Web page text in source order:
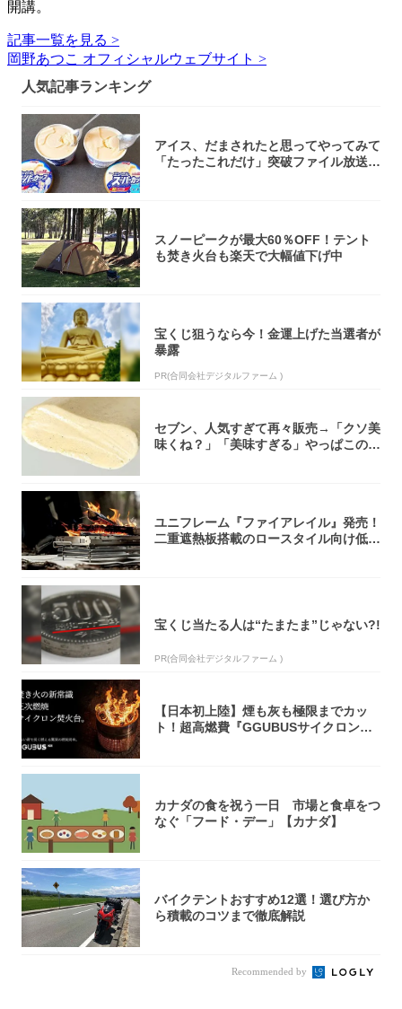
開講。
記事一覧を見る >
岡野あつこ オフィシャルウェブサイト >
人気記事ランキング
アイス、だまされたと思ってやってみて
「たったこれだけ」突破ファイル放送で
スノーピークが最大60％OFF！テント
も焚き火台も楽天で大幅値下げ中
宝くじ狙うなら今！金運上げた当選者が
暴露
PR(合同会社デジタルファーム )
セブン、人気すぎて再々販売→「クソ美
味くね？」「美味すぎる」やっぱこのク
ユニフレーム『ファイアレイル』発売！
二重遮熱板搭載のロースタイル向け低型
宝くじ当たる人は“たまたま”じゃない?!
PR(合同会社デジタルファーム )
【日本初上陸】煙も灰も極限までカッ
ト！超高燃費『GGUBUSサイクロン焚
カナダの食を祝う一日 市場と食卓をつ
なぐ「フード・デー」【カナダ】
バイクテントおすすめ12選！選び方か
ら積載のコツまで徹底解説
Recommended by